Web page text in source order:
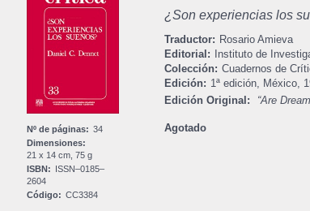
Nº de páginas: 34
Dimensiones:
21 x 14 cm, 75 g
ISBN: ISSN–0185–
2604
Código: CC3384
¿Son experiencias los
Traductor: Rosario Amieva
Editorial:
Instituto de
Colección: Cuadernos de
Edición: 1ª edición, México,
Edición Original:
“Are
Agotado